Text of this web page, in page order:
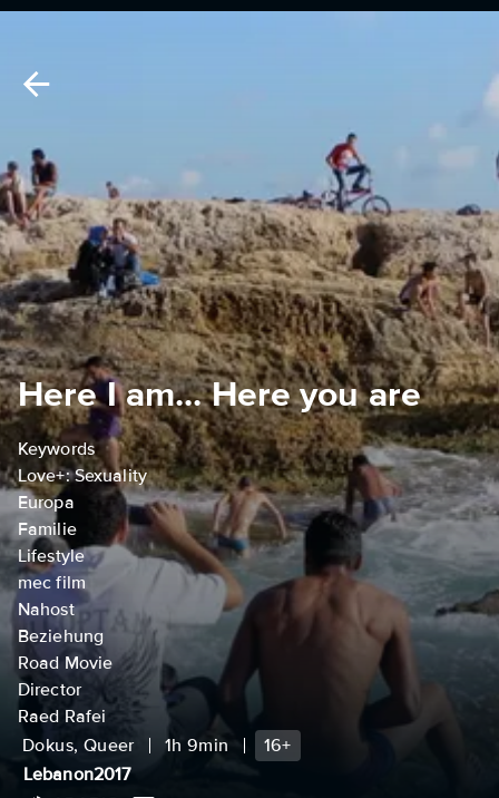
Here I am... Here you are
Keywords
Love+: Sexuality
Europa
Familie
Lifestyle
mec film
Nahost
Beziehung
Road Movie
Director
Raed Rafei
Dokus, Queer
1h 9min
16+
Lebanon2017